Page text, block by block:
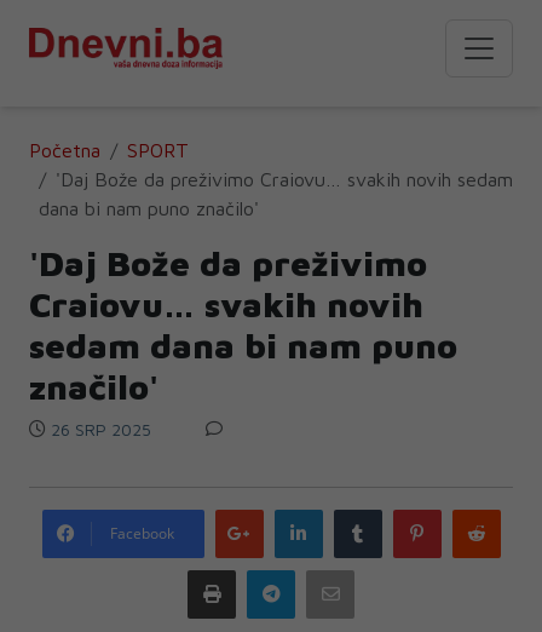
Početna
SPORT
'Daj Bože da preživimo Craiovu… svakih novih sedam
dana bi nam puno značilo'
'Daj Bože da preživimo
Craiovu… svakih novih
sedam dana bi nam puno
značilo'
26 SRP 2025
Facebook
Google
plus
LinkedIn Tumblr Pinterest
Print Telegram